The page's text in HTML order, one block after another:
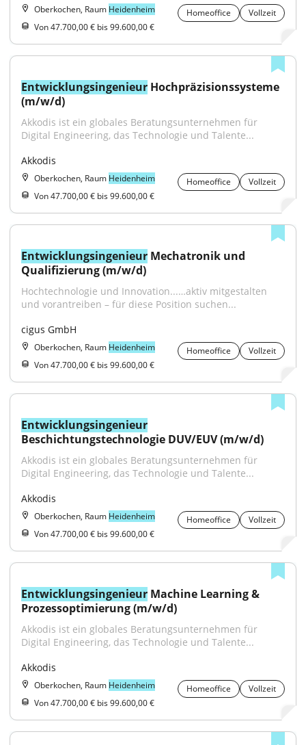
Oberkochen, Raum Heidenheim Homeoffice
Vollzeit
Von 47.700,00 € bis 99.600,00 €
Entwicklungsingenieur Hochpräzisionssysteme
(m/w/d)
Akkodis ist ein globales Beratungsunternehmen für
Digital Engineering, das Technologie und Talente...
Akkodis
Oberkochen, Raum Heidenheim Homeoffice
Vollzeit
Von 47.700,00 € bis 99.600,00 €
Entwicklungsingenieur Mechatronik und
Qualifizierung (m/w/d)
Hochtechnologie und Innovation...…aktiv mitgestalten
und vorantreiben – für diese Position suchen...
cigus GmbH
Oberkochen, Raum Heidenheim Homeoffice
Vollzeit
Von 47.700,00 € bis 99.600,00 €
Entwicklungsingenieur
Beschichtungstechnologie DUV/EUV (m/w/d)
Akkodis ist ein globales Beratungsunternehmen für
Digital Engineering, das Technologie und Talente...
Akkodis
Oberkochen, Raum Heidenheim Homeoffice
Vollzeit
Von 47.700,00 € bis 99.600,00 €
Entwicklungsingenieur Machine Learning &
Prozessoptimierung (m/w/d)
Akkodis ist ein globales Beratungsunternehmen für
Digital Engineering, das Technologie und Talente...
Akkodis
Oberkochen, Raum Heidenheim Homeoffice
Vollzeit
Von 47.700,00 € bis 99.600,00 €